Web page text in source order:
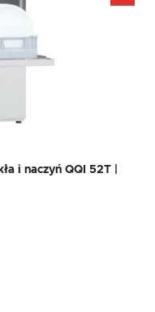
i naczyń QQI 52T |